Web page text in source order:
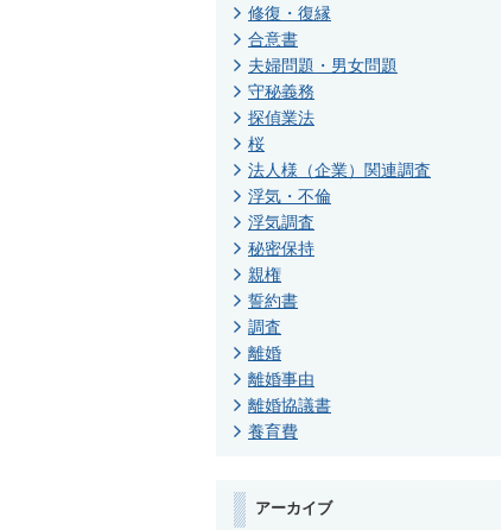
修復・復縁
合意書
夫婦問題・男女問題
守秘義務
探偵業法
桜
法人様（企業）関連調査
浮気・不倫
浮気調査
秘密保持
親権
誓約書
調査
離婚
離婚事由
離婚協議書
養育費
アーカイブ